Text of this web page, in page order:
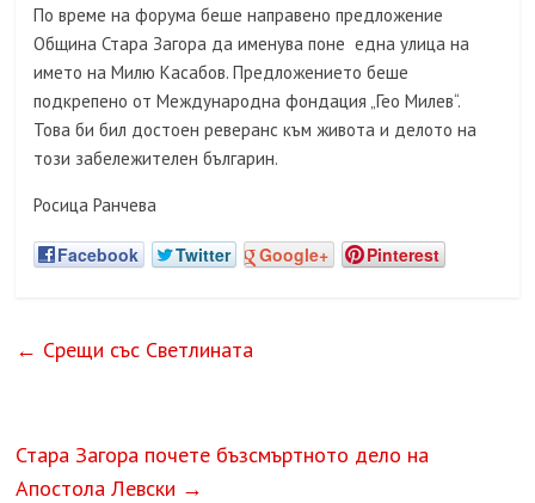
По време на форума беше направено предложение
Община Стара Загора да именува поне една улица на
името на Милю Касабов. Предложението беше
подкрепено от Международна фондация „Гео Милев“.
Това би бил достоен реверанс към живота и делото на
този забележителен българин.
Росица Ранчева
Facebook Twitter Google+ Pinterest
← Срещи със Светлината
Стара Загора почете бъзсмъртното дело на
Апостола Левски →